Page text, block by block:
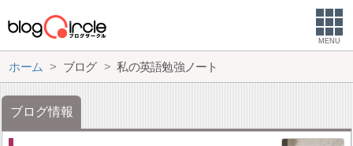
MENU
ホーム ブログ 私の英語勉強ノート
ブログ情報